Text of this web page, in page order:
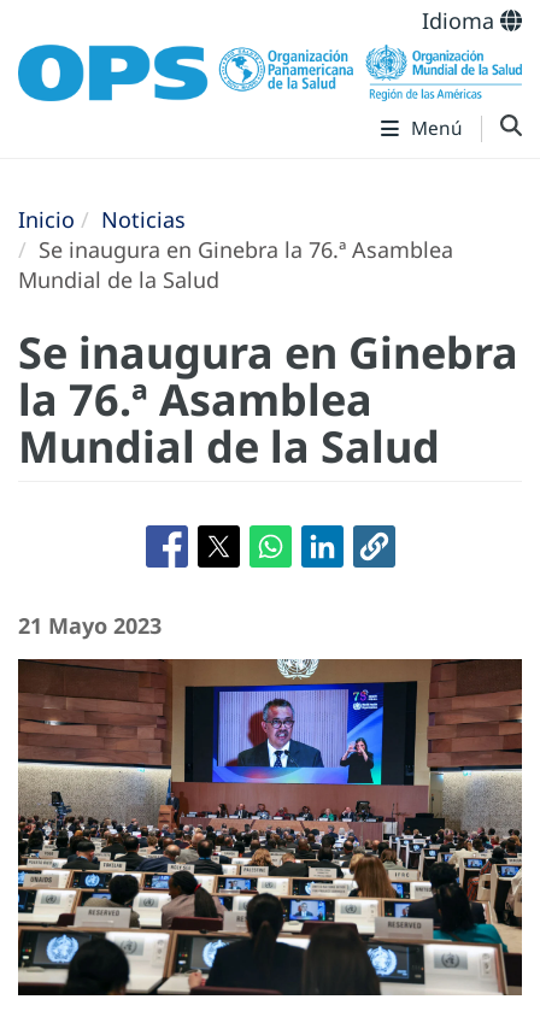
Idioma
Menú
Inicio
Noticias
Se inaugura en Ginebra la 76.ª Asamblea
Mundial de la Salud
Se inaugura en Ginebra
la 76.ª Asamblea
Mundial de la Salud
21 Mayo 2023